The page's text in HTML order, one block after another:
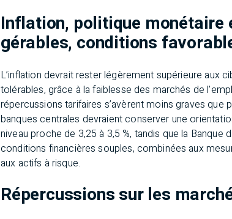
Inflation, politique monétaire
gérables, conditions
L’inflation devrait rester légèrement supérieure aux
tolérables, grâce à la faiblesse des marchés de
répercussions tarifaires s’avèrent moins graves que
banques centrales devraient conserver une
niveau proche de 3,25 à 3,5 %, tandis que la Banque
conditions financières souples, combinées aux
aux actifs à risque.
Répercussions sur les